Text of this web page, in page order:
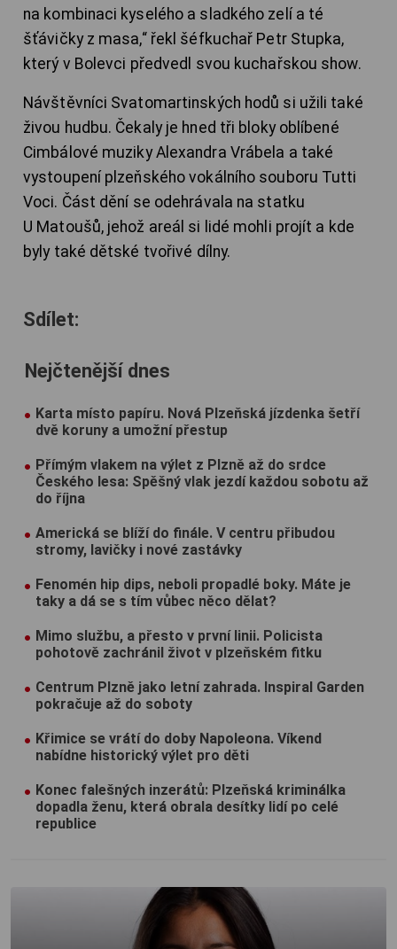
na kombinaci kyselého a sladkého zelí a té
šťávičky z masa,“ řekl šéfkuchař Petr Stupka,
který v Bolevci předvedl svou kuchařskou show.
Návštěvníci Svatomartinských hodů si užili také
živou hudbu. Čekaly je hned tři bloky oblíbené
Cimbálové muziky Alexandra Vrábela a také
vystoupení plzeňského vokálního souboru Tutti
Voci. Část dění se odehrávala na statku
U Matoušů, jehož areál si lidé mohli projít a kde
byly také dětské tvořivé dílny.
Sdílet:
Nejčtenější dnes
Karta místo papíru. Nová Plzeňská jízdenka šetří
dvě koruny a umožní přestup
Přímým vlakem na výlet z Plzně až do srdce
Českého lesa: Spěšný vlak jezdí každou sobotu až
do října
Americká se blíží do finále. V centru přibudou
stromy, lavičky i nové zastávky
Fenomén hip dips, neboli propadlé boky. Máte je
taky a dá se s tím vůbec něco dělat?
Mimo službu, a přesto v první linii. Policista
pohotově zachránil život v plzeňském fitku
Centrum Plzně jako letní zahrada. Inspiral Garden
pokračuje až do soboty
Křimice se vrátí do doby Napoleona. Víkend
nabídne historický výlet pro děti
Konec falešných inzerátů: Plzeňská kriminálka
dopadla ženu, která obrala desítky lidí po celé
republice